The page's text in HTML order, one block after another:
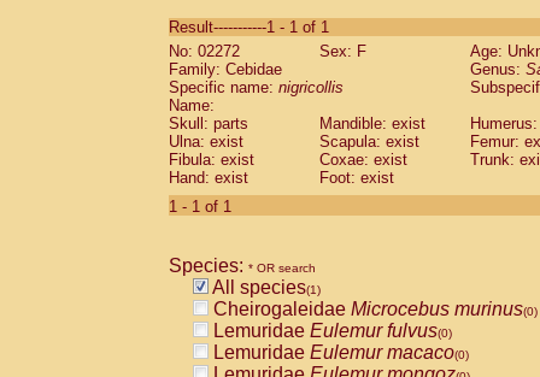
CebidaeSaguinus labiatus(0)
Cebidae Saguinus leucopus (0)
Cebidae
CebidaeSaguinus mystax
Cebidae Saguinus nigricollis (1)
Cebidae Saguinus oedipus
Cebidae Saguinus weddelli
Cebidae Saguinusspp.
Cebidae
CebidaeCebus capucinus
CebidaeCebus nigrivittatus
CebidaeCebus spp.(0)
CebidaeSaimiri boliviensis(0)
CebidaeSaimiri sciureus(0)
Result-----------1 - 1 of 1
No: 02272
Sex: F
Age:
Family: Cebidae
Genus:
Specific name: nigricollis
Name:
Skull: parts
Mandible: exist
Ulna: exist
Scapula: exist
Femur:
Fibula: exist
Coxae: exist
Trunk:
Hand: exist
Foot: exist
1 - 1 of 1
Species: * OR search
All species(1)
Cheirogaleidae Microcebus murinus(0)
Lemuridae Eulemur fulvus(0)
Lemuridae Eulemur macaco(0)